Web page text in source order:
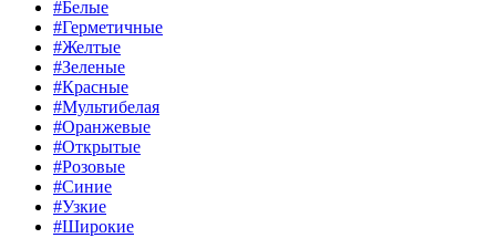
#Белые
#Герметичные
#Желтые
#Зеленые
#Красные
#Мультибелая
#Оранжевые
#Открытые
#Розовые
#Синие
#Узкие
#Широкие